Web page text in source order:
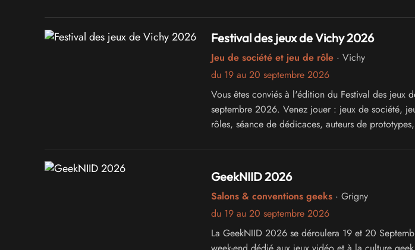
Festival des jeux de Vichy 2026
Jeu de société et jeu de rôle· Vichy
du 19 au 20 septembre 2026
Vous êtes conviés à l'édition du Festival des jeux
septembre 2026. Venez jouer : jeux de société,
rôles, séance de dédicaces, auteurs de
GeekNIID 2026
Salons & conventions geeks· Grigny
du 19 au 20 septembre 2026
La GeekNIID 2026 se déroulera 19 et 20